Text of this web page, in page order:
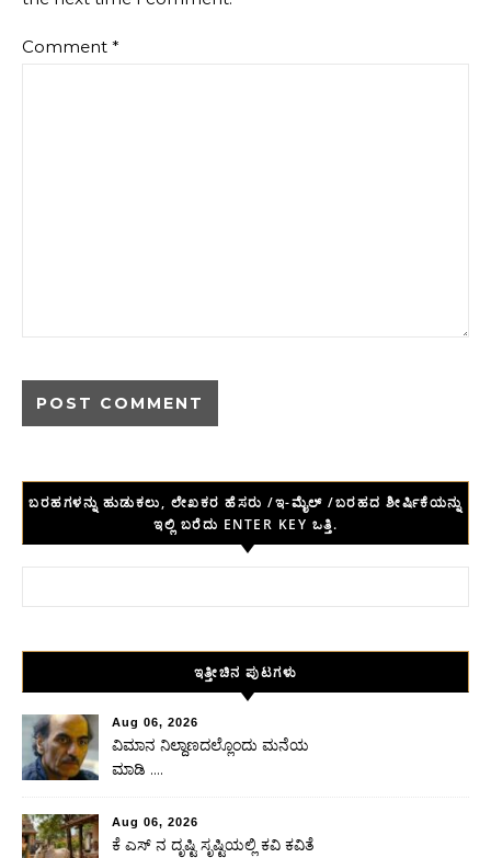
Comment *
ಬರಹಗಳನ್ನು ಹುಡುಕಲು, ಲೇಖಕರ ಹೆಸರು /ಇ-ಮೈಲ್ /ಬರಹದ ಶೀರ್ಷಿಕೆಯನ್ನು
ಇಲ್ಲಿ ಬರೆದು ENTER KEY ಒತ್ತಿ.
ಇತ್ತೀಚಿನ ಪುಟಗಳು
Aug 06, 2026
ವಿಮಾನ ನಿಲ್ದಾಣದಲ್ಲೊಂದು ಮನೆಯ
ಮಾಡಿ ….
Aug 06, 2026
ಕೆ ಎಸ್ ನ ದೃಷ್ಟಿ ಸೃಷ್ಟಿಯಲ್ಲಿ ಕವಿ ಕವಿತೆ